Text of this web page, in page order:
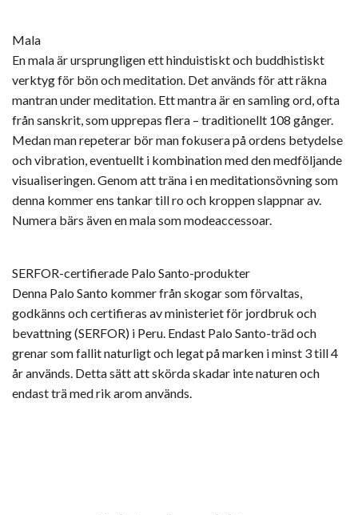
Mala
En mala är ursprungligen ett hinduistiskt och buddhistiskt
verktyg för bön och meditation. Det används för att räkna
mantran under meditation. Ett mantra är en samling ord, ofta
från sanskrit, som upprepas flera – traditionellt 108 gånger.
Medan man repeterar bör man fokusera på ordens betydelse
och vibration, eventuellt i kombination med den medföljande
visualiseringen. Genom att träna i en meditationsövning som
denna kommer ens tankar till ro och kroppen slappnar av.
Numera bärs även en mala som modeaccessoar.
SERFOR-certifierade Palo Santo-produkter
Denna Palo Santo kommer från skogar som förvaltas,
godkänns och certifieras av ministeriet för jordbruk och
bevattning (SERFOR) i Peru. Endast Palo Santo-träd och
grenar som fallit naturligt och legat på marken i minst 3 till 4
år används. Detta sätt att skörda skadar inte naturen och
endast trä med rik arom används.